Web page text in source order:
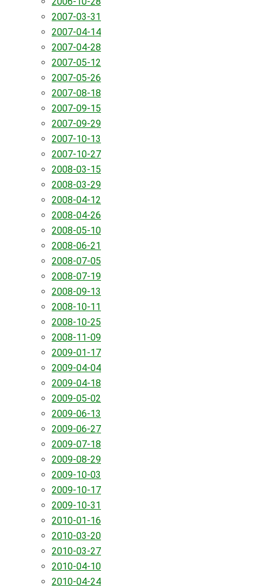
2007-03-31
2007-04-14
2007-04-28
2007-05-12
2007-05-26
2007-08-18
2007-09-15
2007-09-29
2007-10-13
2007-10-27
2008-03-15
2008-03-29
2008-04-12
2008-04-26
2008-05-10
2008-06-21
2008-07-05
2008-07-19
2008-09-13
2008-10-11
2008-10-25
2008-11-09
2009-01-17
2009-04-04
2009-04-18
2009-05-02
2009-06-13
2009-06-27
2009-07-18
2009-08-29
2009-10-03
2009-10-17
2009-10-31
2010-01-16
2010-03-20
2010-03-27
2010-04-10
2010-04-24